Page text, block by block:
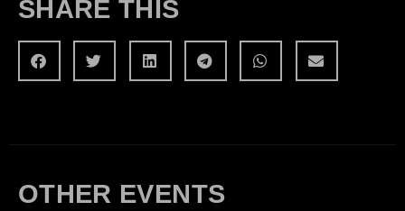
SHARE THIS
OTHER EVENTS